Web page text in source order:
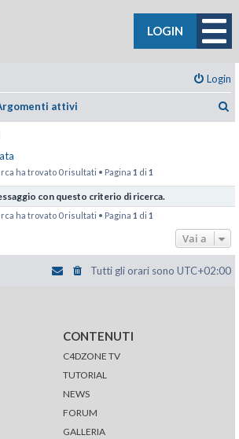
LOGIN
Login
attivi
ha trovato 0 risultati • Pagina 1 di 1
con questo criterio di ricerca.
ha trovato 0 risultati • Pagina 1 di 1
Vai a
Tutti gli orari sono UTC+02:00
CONTENUTI
C4DZONE TV
TUTORIAL
NEWS
FORUM
GALLERIA